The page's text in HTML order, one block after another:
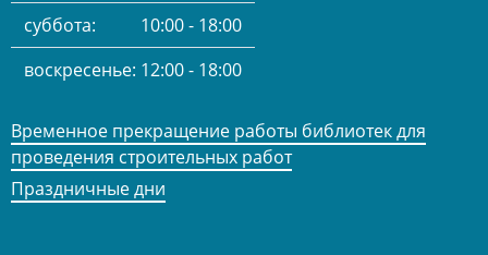
суббота:
10:00 - 18:00
воскресенье: 12:00 - 18:00
Временное прекращение работы библиотек для
проведения строительных работ
Праздничные дни